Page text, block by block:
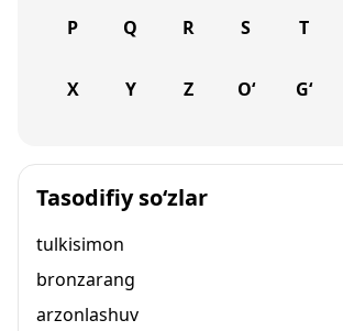
P Q R S T
X Y Z O‘ G‘
Tasodifiy so‘zlar
tulkisimon
bronzarang
arzonlashuv